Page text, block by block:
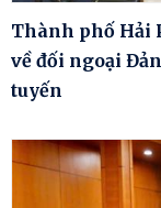
Thành phố Hải
về đối ngoại
tuyến